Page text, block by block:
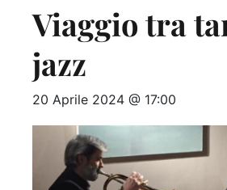
Viaggio tra
jazz
20 Aprile 2024 @ 17:00